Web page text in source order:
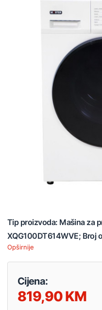
Tip proizvoda: Mašina za
XQG100DT614WVE; Broj
Opširnije
Cijena:
819,90